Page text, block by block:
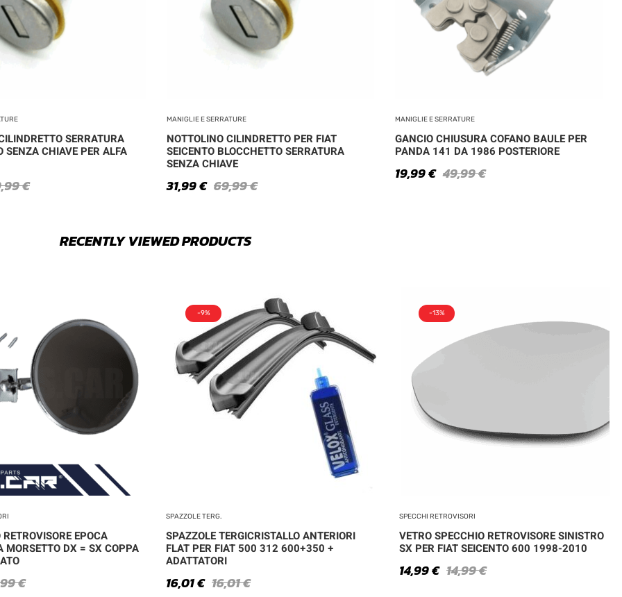
SERRATURA
SENZA CHIAVE PER ALFA
€
MANIGLIE E SERRATURE
NOTTOLINO CILINDRETTO PER FIAT
SEICENTO BLOCCHETTO SERRATURA
SENZA CHIAVE
69,99€
31,99€
MANIGLIE E SERRATURE
GANCIO CHIUSURA COFANO BAULE PER
PANDA 141 DA 1986 POSTERIORE
49,99€
19,99€
RECENTLY VIEWED PRODUCTS
EPOCA
MORSETTO DX = SX COPPA
€
-9%
SPAZZOLE TERG.
SPAZZOLE TERGICRISTALLO ANTERIORI
FLAT PER FIAT 500 312 600+350 +
ADATTATORI
16,01€
16,01€
-13%
SPECCHI RETROVISORI
VETRO SPECCHIO RETROVISORE SINISTRO
SX PER FIAT SEICENTO 600 1998-2010
14,99€
14,99€